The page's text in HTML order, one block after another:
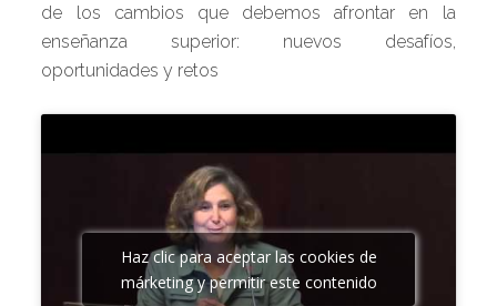
de los cambios que debemos afrontar en la
enseñanza superior: nuevos desafíos,
oportunidades y retos
Haz clic para aceptar las cookies de
márketing y permitir este contenido